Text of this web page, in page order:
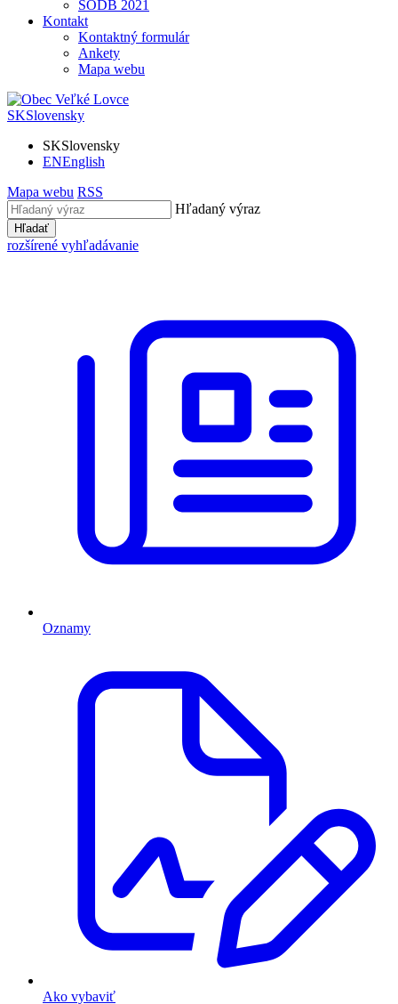
SODB 2021
Kontakt
Kontaktný formulár
Ankety
Mapa webu
SKSlovensky
SKSlovensky
ENEnglish
Mapa webu RSS
Hľadaný výraz
Hľadať
rozšírené vyhľadávanie
Oznamy
Ako vybaviť